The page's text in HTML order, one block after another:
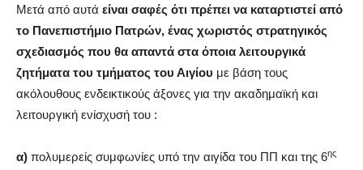
Μετά από αυτά είναι σαφές ότι πρέπει να καταρτιστεί από
το Πανεπιστήμιο Πατρών, ένας χωριστός στρατηγικός
σχεδιασμός που θα απαντά στα όποια λειτουργικά
ζητήματα του τμήματος του Αιγίου με βάση τους
ακόλουθους ενδεικτικούς άξονες για την ακαδημαϊκή και
λειτουργική ενίσχυσή του :
α) πολυμερείς συμφωνίες υπό την αιγίδα του ΠΠ και της 6ης